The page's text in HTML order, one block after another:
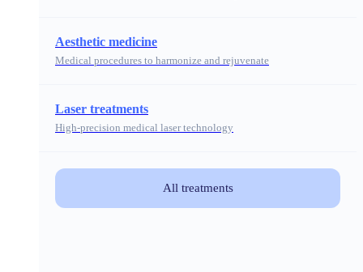
Aesthetic medicine
Medical procedures to harmonize and rejuvenate
Laser treatments
High-precision medical laser technology
All treatments